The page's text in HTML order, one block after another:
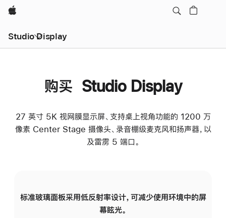
Apple
Studio Display
购买 Studio Display
27 英寸 5K 视网膜显示屏、支持桌上视角功能的 1200 万
像素 Center Stage 摄像头、录音棚级麦克风和扬声器，以
及雷雳 5 端口。
标准玻璃面板采用低反射率设计，可减少使用环境中的屏
幕眩光。